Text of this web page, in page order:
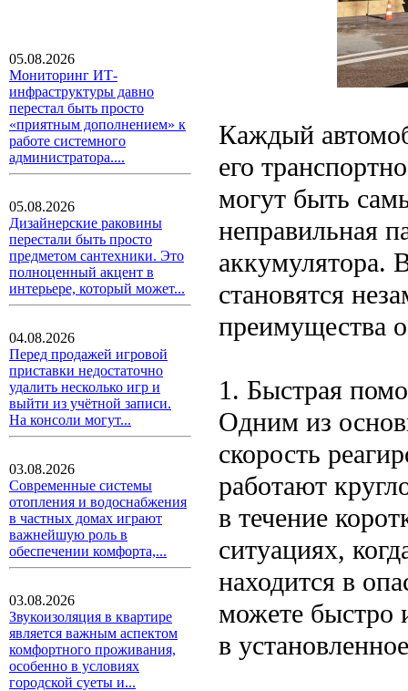
05.08.2026
Мониторинг ИТ-
инфраструктуры давно
перестал быть просто
«приятным дополнением» к
работе системного
администратора....
05.08.2026
Дизайнерские раковины
перестали быть просто
предметом сантехники. Это
полноценный акцент в
интерьере, который может...
04.08.2026
Перед продажей игровой
приставки недостаточно
удалить несколько игр и
выйти из учётной записи.
На консоли могут...
03.08.2026
Современные системы
отопления и водоснабжения
в частных домах играют
важнейшую роль в
обеспечении комфорта,...
03.08.2026
Звукоизоляция в квартире
является важным аспектом
комфортного проживания,
особенно в условиях
городской суеты и...
Каждый
его
могут быть
неправильная
аккумулятора.
становятся
преимущества
1. Быстрая
Одним из
скорость
работают
в течение
ситуациях,
находится в
можете быстро
в